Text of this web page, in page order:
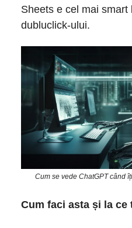
Sheets e cel mai smart
dubluclick-ului.
Cum se vede ChatGPT când
Cum faci asta și la ce